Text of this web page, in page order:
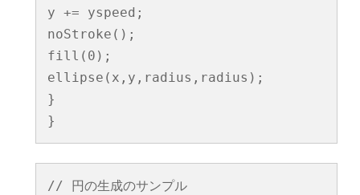
y += yspeed;
noStroke();
fill(0);
ellipse(x,y,radius,radius);
}
}
// 円の生成のサンプル